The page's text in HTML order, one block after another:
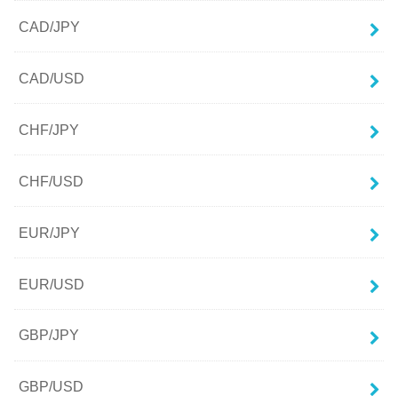
CAD/JPY
CAD/USD
CHF/JPY
CHF/USD
EUR/JPY
EUR/USD
GBP/JPY
GBP/USD